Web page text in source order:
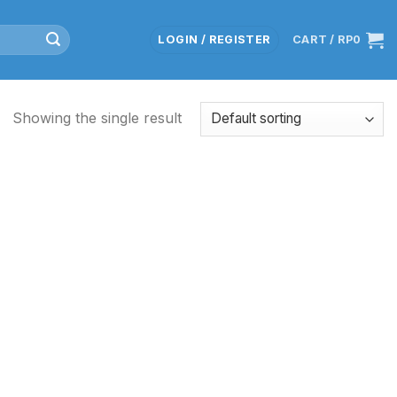
LOGIN / REGISTER CART / RP0
Showing the single result